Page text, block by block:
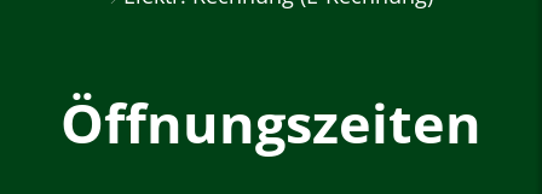
Öffnungszeiten